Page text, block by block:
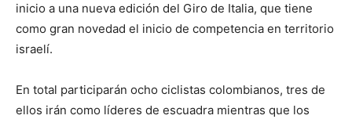
inicio a una nueva edición del Giro de Italia, que tiene
como gran novedad el inicio de competencia en territorio
israelí.
En total participarán ocho ciclistas colombianos, tres de
ellos irán como líderes de escuadra mientras que los